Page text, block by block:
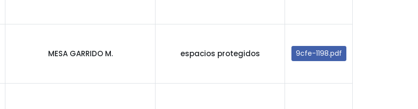
MESA GARRIDO M. espacios protegidos 9cfe-1198.pdf